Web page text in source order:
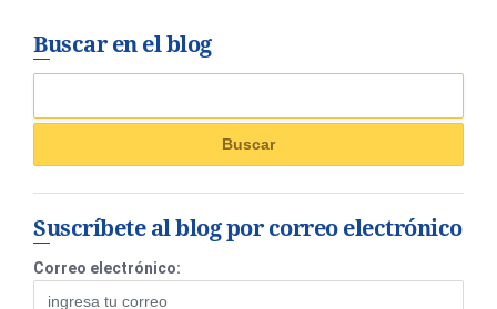
Buscar en el blog
Suscríbete al blog por correo electrónico
Correo electrónico: